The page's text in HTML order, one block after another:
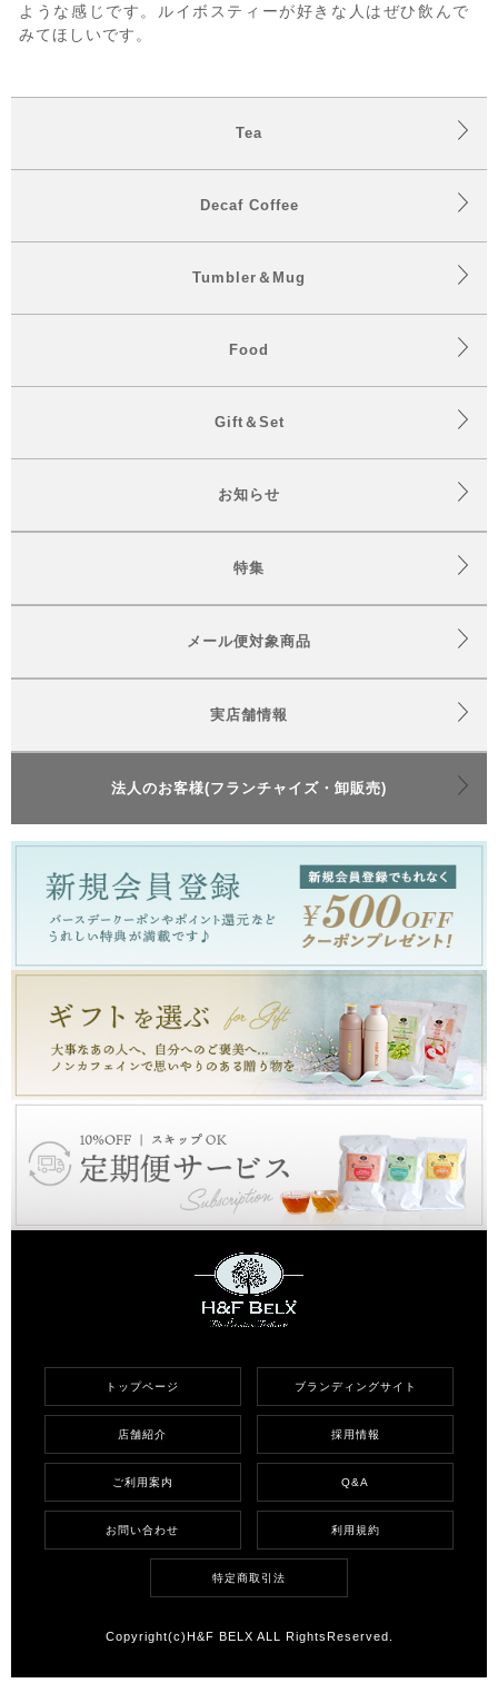
ような感じです。ルイボスティーが好きな人はぜひ飲んで
みてほしいです。
Tea
Decaf Coffee
Tumbler＆Mug
Food
Gift＆Set
お知らせ
特集
メール便対象商品
実店舗情報
法人のお客様(フランチャイズ・卸販売)
トップページ ブランディングサイト
店舗紹介 採用情報
ご利用案内 Q&A
お問い合わせ 利用規約
特定商取引法
Copyright(c)H&F BELX ALL RightsReserved.